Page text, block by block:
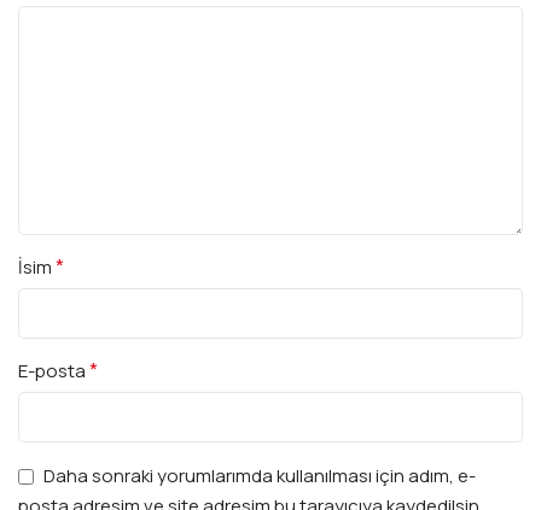
İsim*
E-posta*
Daha sonraki yorumlarımda kullanılması için adım, e-